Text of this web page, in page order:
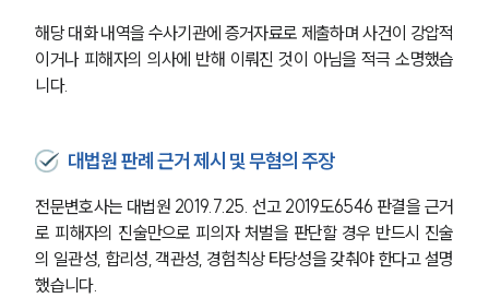
해당 대화 내역을 수사기관에 증거자료로 제출하며 사건이 강압적
이거나 피해자의 의사에 반해 이뤄진 것이 아님을 적극 소명했습
니다.
대법원 판례 근거 제시 및 무혐의 주장
전문변호사는 대법원 2019.7.25. 선고 2019도6546 판결을 근거
로 피해자의 진술만으로 피의자 처벌을 판단할 경우 반드시 진술
의 일관성, 합리성, 객관성, 경험칙상 타당성을 갖춰야 한다고 설명
했습니다.